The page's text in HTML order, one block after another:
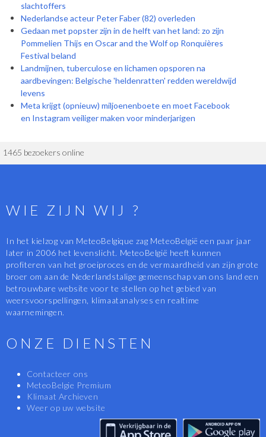
slachtoffers
Nederlandse acteur Peter Faber (82) overleden
Gedaan met popster zijn in de helft van het land: zo zijn
Pommelien Thijs en Oscar and the Wolf op Ronquières
Festival beland
Landmijnen, tuberculose en lichamen opsporen na
aardbevingen: Belgische 'heldenratten' redden wereldwijd
levens
Meta krijgt (opnieuw) miljoenenboete en moet Facebook
en Instagram veiliger maken voor minderjarigen
1465 bezoekers online
WIE ZIJN WIJ ?
In het kielzog van MeteoBelgique zag MeteoBelgië een paar jaar
later in 2006 het levenslicht. MeteoBelgië heeft kunnen
profiteren van het groeiproces en de vermaardheid van zijn grote
broer om aan de Nederlandstalige gemeenschap van ons land een
betrouwbare website voor te stellen op het gebied van
weersvoorspellingen, klimaatanalyses en realtime
waarnemingen.
ONZE DIENSTEN
Contacteer ons
MeteoBelgie Premium
Klimaat Archieven
Weer op uw website